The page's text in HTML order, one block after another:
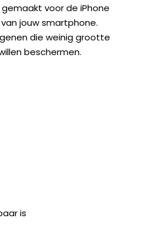
voor de iPhone
jouw smartphone.
die weinig grootte
beschermen.
is